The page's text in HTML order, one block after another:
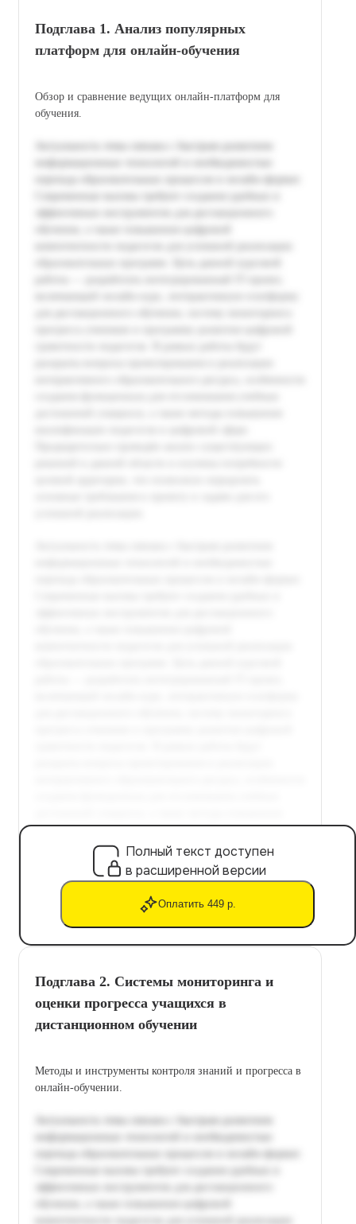
Подглава 1. Анализ популярных
платформ для онлайн-обучения
Обзор и сравнение ведущих онлайн-платформ для
обучения.
Полный текст доступен
в расширенной версии
Оплатить 449 р.
Подглава 2. Системы мониторинга и
оценки прогресса учащихся в
дистанционном обучении
Методы и инструменты контроля знаний и прогресса в
онлайн-обучении.